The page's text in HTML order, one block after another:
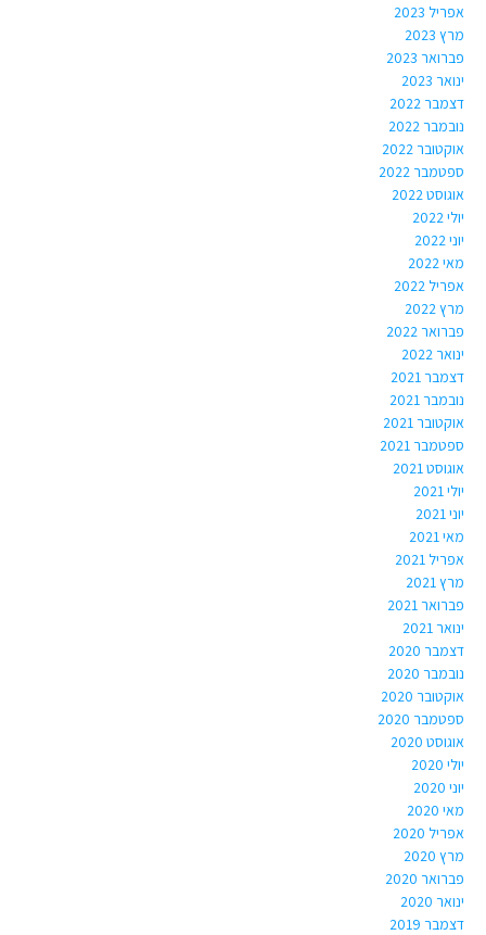
אפריל 2023
מרץ 2023
פברואר 2023
ינואר 2023
דצמבר 2022
נובמבר 2022
אוקטובר 2022
ספטמבר 2022
אוגוסט 2022
יולי 2022
יוני 2022
מאי 2022
אפריל 2022
מרץ 2022
פברואר 2022
ינואר 2022
דצמבר 2021
נובמבר 2021
אוקטובר 2021
ספטמבר 2021
אוגוסט 2021
יולי 2021
יוני 2021
מאי 2021
אפריל 2021
מרץ 2021
פברואר 2021
ינואר 2021
דצמבר 2020
נובמבר 2020
אוקטובר 2020
ספטמבר 2020
אוגוסט 2020
יולי 2020
יוני 2020
מאי 2020
אפריל 2020
מרץ 2020
פברואר 2020
ינואר 2020
דצמבר 2019